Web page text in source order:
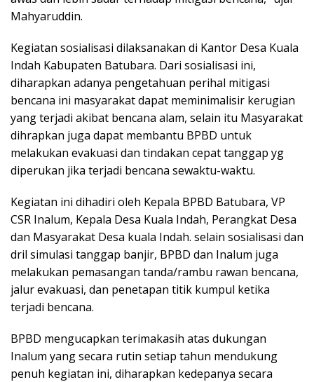
Mahyaruddin.
Kegiatan sosialisasi dilaksanakan di Kantor Desa Kuala
Indah Kabupaten Batubara. Dari sosialisasi ini,
diharapkan adanya pengetahuan perihal mitigasi
bencana ini masyarakat dapat meminimalisir kerugian
yang terjadi akibat bencana alam, selain itu Masyarakat
dihrapkan juga dapat membantu BPBD untuk
melakukan evakuasi dan tindakan cepat tanggap yg
diperukan jika terjadi bencana sewaktu-waktu.
Kegiatan ini dihadiri oleh Kepala BPBD Batubara, VP
CSR Inalum, Kepala Desa Kuala Indah, Perangkat Desa
dan Masyarakat Desa kuala Indah. selain sosialisasi dan
dril simulasi tanggap banjir, BPBD dan Inalum juga
melakukan pemasangan tanda/rambu rawan bencana,
jalur evakuasi, dan penetapan titik kumpul ketika
terjadi bencana.
BPBD mengucapkan terimakasih atas dukungan
Inalum yang secara rutin setiap tahun mendukung
penuh kegiatan ini, diharapkan kedepanya secara